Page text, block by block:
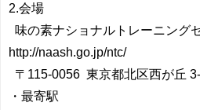
2.会場
味の素ナショナルトレーニング
http://naash.go.jp/ntc/
〒115-0056 東京都北区西が丘
・最寄駅